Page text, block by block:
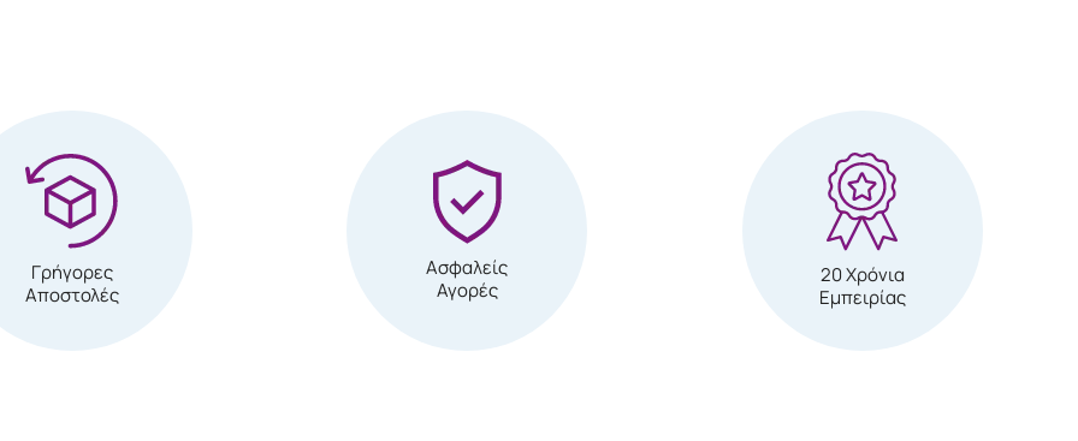
Γρήγορες
Αποστολές
Ασφαλείς
Αγορές
20 Χρόνια
Εμπειρίας